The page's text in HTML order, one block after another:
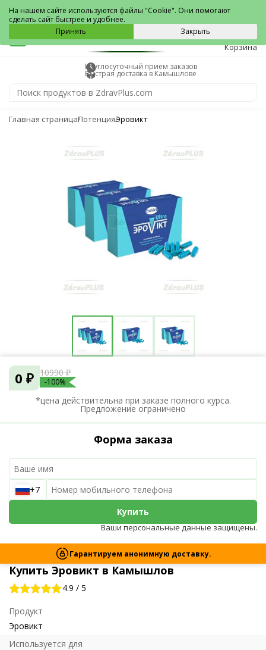
Камышлов
0
Корзина
Круглосуточный прием заказов
Быстрая доставка в Камышлове
Главная страницаПотенцияЭровикт
Купить Эровикт в Камышлов
4.9 / 5
Продукт
Эровикт
Используется для
0 ₽ 10990 ₽
-100%
*цена действительна при заказе полного курса.
Предложение ограничено
Форма заказа
+7
Купить
Ваши персональные данные защищены.
Гарантируем анонимную доставку.
На нашем сайте используются файлы "Cookie". Они помогают
сделать сайт быстрее и удобнее.
Принять
Закрыть